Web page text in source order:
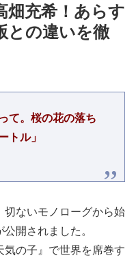
畑充希！あらす
との違いを徹
て。桜の花の落ち
トル」
切ないモノローグから始
開されました。
気の子』で世界を席巻す